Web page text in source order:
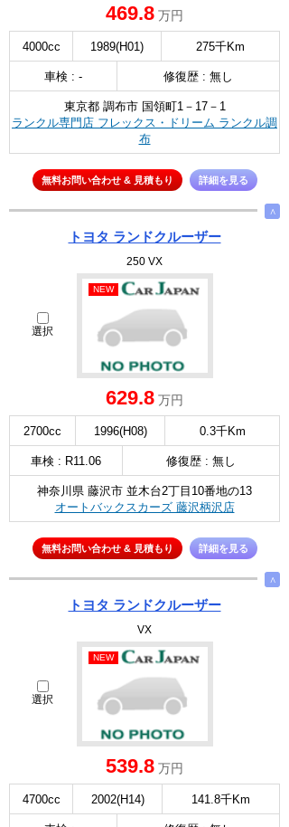
469.8 万円
4000cc 1989(H01) 275千Km
車検 : - 修復歴 : 無し
東京都 調布市 国領町1－17－1
ランクル専門店 フレックス・ドリーム ランクル調
布
無料お問い合わせ & 見積もり 詳細を見る
∧
トヨタ ランドクルーザー
250 VX
選択
NEW
629.8 万円
2700cc 1996(H08) 0.3千Km
車検 : R11.06 修復歴 : 無し
神奈川県 藤沢市 並木台2丁目10番地の13
オートバックスカーズ 藤沢柄沢店
無料お問い合わせ & 見積もり 詳細を見る
∧
トヨタ ランドクルーザー
VX
選択
NEW
539.8 万円
4700cc 2002(H14) 141.8千Km